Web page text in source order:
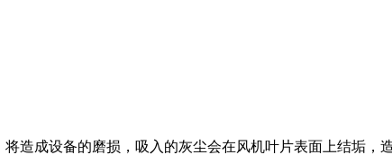
造成设备的磨损，吸入的灰尘会在风机叶片表面上结垢，